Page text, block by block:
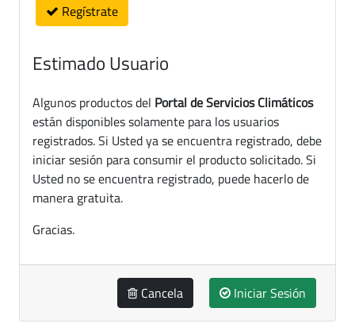
Regístrate
Estimado Usuario
Algunos productos del Portal de Servicios Climáticos
están disponibles solamente para los usuarios
registrados. Si Usted ya se encuentra registrado, debe
iniciar sesión para consumir el producto solicitado. Si
Usted no se encuentra registrado, puede hacerlo de
manera gratuita.
Gracias.
Cancela Iniciar Sesión